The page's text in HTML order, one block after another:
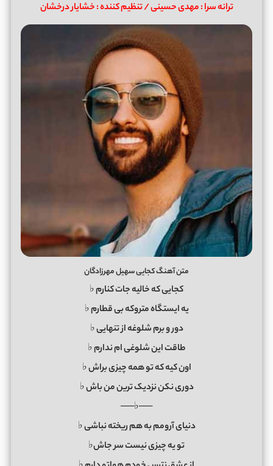
ترانه سرا : مهدی حسینی / تنظیم کننده : خشایار درخشان
متن آهنگ کجایی سهیل مهرزادگان
کجایی که خالیه جات کنارم ♭
یه ایستگاه متروکه بی قطارم ♭
دور و برم شلوغه از تنهایی ♭
طاقت این شلوغی ام ندارم ♭
اون کیه که تو همه چیزی براش ♭
دوری نکن نزدیک ترین من باش ♭
──♭──
دنیای آرومم به هم ریخته نباشی ♭
تو یه چیزی نیست سر جاش♭